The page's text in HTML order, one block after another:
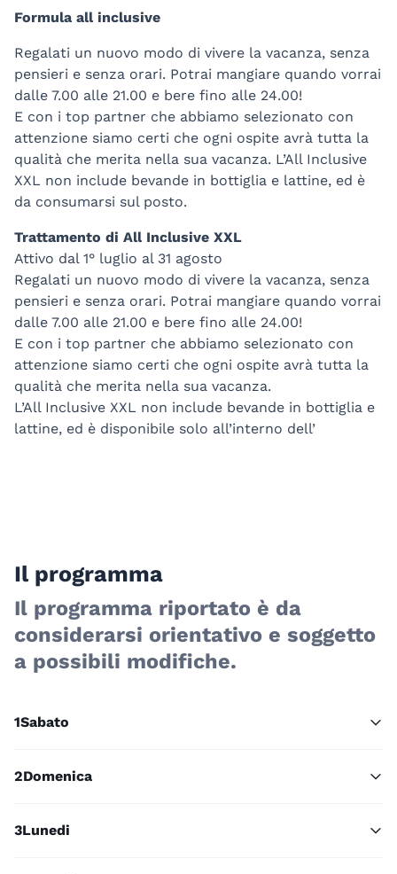
Formula all inclusive
Regalati un nuovo modo di vivere la vacanza, senza
pensieri e senza orari. Potrai mangiare quando vorrai
dalle 7.00 alle 21.00 e bere fino alle 24.00!
E con i top partner che abbiamo selezionato con
attenzione siamo certi che ogni ospite avrà tutta la
qualità che merita nella sua vacanza. L’All Inclusive
XXL non include bevande in bottiglia e lattine, ed è
da consumarsi sul posto.
Trattamento di All Inclusive XXL
Attivo dal 1° luglio al 31 agosto
Regalati un nuovo modo di vivere la vacanza, senza
pensieri e senza orari. Potrai mangiare quando vorrai
dalle 7.00 alle 21.00 e bere fino alle 24.00!
E con i top partner che abbiamo selezionato con
attenzione siamo certi che ogni ospite avrà tutta la
qualità che merita nella sua vacanza.
L’All Inclusive XXL non include bevande in bottiglia e
lattine, ed è disponibile solo all’interno dell’
Il programma
Il programma riportato è da
considerarsi orientativo e soggetto
a possibili modifiche.
1Sabato
2Domenica
3Lunedi